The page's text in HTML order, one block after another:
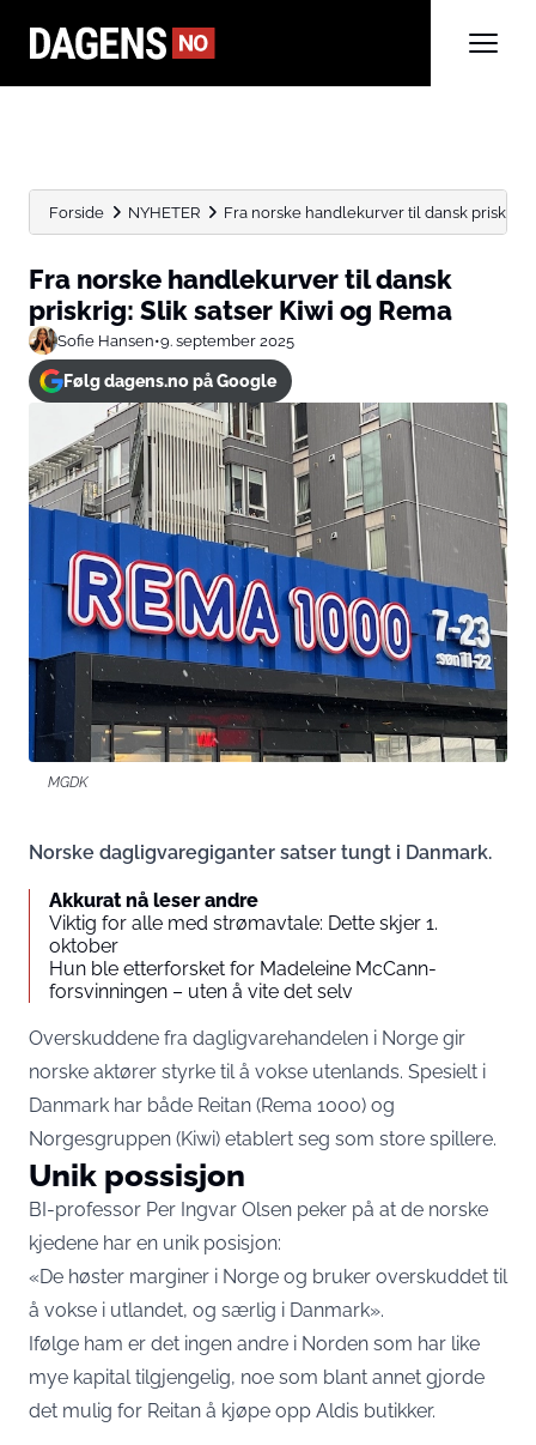
Forside NYHETER Fra norske handlekurver til dansk priskrig:
Fra norske handlekurver til dansk
priskrig: Slik satser Kiwi og Rema
Sofie Hansen•9. september 2025
Følg dagens.no på Google
MGDK
Norske dagligvaregiganter satser tungt i Danmark.
Akkurat nå leser andre
Viktig for alle med strømavtale: Dette skjer 1.
oktober
Hun ble etterforsket for Madeleine McCann-
forsvinningen – uten å vite det selv
Overskuddene fra dagligvarehandelen i Norge gir
norske aktører styrke til å vokse utenlands. Spesielt i
Danmark har både Reitan (Rema 1000) og
Norgesgruppen (Kiwi) etablert seg som store spillere.
Unik possisjon
BI-professor Per Ingvar Olsen peker på at de norske
kjedene har en unik posisjon:
«De høster marginer i Norge og bruker overskuddet til
å vokse i utlandet, og særlig i Danmark».
Ifølge ham er det ingen andre i Norden som har like
mye kapital tilgjengelig, noe som blant annet gjorde
det mulig for Reitan å kjøpe opp Aldis butikker.